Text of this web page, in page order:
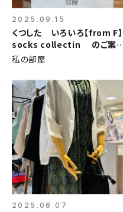
2025.09.15
くつした いろいろ【from F】
socks collectin のご案
内！
私の部屋
2025.06.07